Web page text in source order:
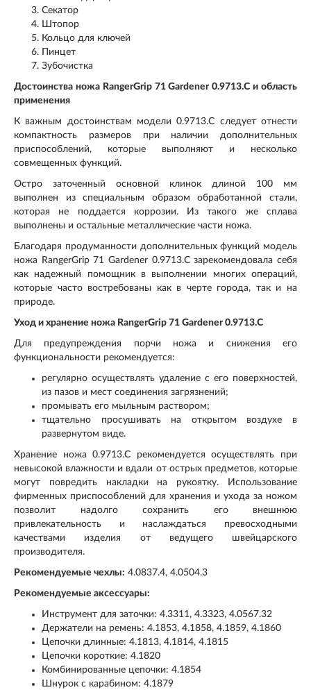
Секатор
Штопор
Кольцо для ключей
Пинцет
Зубочистка
Достоинства ножа RangerGrip 71 Gardener 0.9713.C и область
применения
К важным достоинствам модели 0.9713.C следует отнести
компактность размеров при наличии дополнительных
приспособлений, которые выполняют и несколько
совмещенных функций.
Остро заточенный основной клинок длиной 100 мм
выполнен из специальным образом обработанной стали,
которая не поддается коррозии. Из такого же сплава
выполнены и остальные металлические части ножа.
Благодаря продуманности дополнительных функций модель
ножа RangerGrip 71 Gardener 0.9713.C зарекомендовала себя
как надежный помощник в выполнении многих операций,
которые часто востребованы как в черте города, так и на
природе.
Уход и хранение ножа RangerGrip 71 Gardener 0.9713.C
Для предупреждения порчи ножа и снижения его
функциональности рекомендуется:
регулярно осуществлять удаление с его поверхностей,
из пазов и мест соединения загрязнений;
промывать его мыльным раствором;
тщательно просушивать на открытом воздухе в
развернутом виде.
Хранение ножа 0.9713.C рекомендуется осуществлять при
невысокой влажности и вдали от острых предметов, которые
могут повредить накладки на рукоятку. Использование
фирменных приспособлений для хранения и ухода за ножом
позволит надолго сохранить его внешнюю
привлекательность и наслаждаться превосходными
качествами изделия от ведущего швейцарского
производителя.
Рекомендуемые чехлы: 4.0837.4, 4.0504.3
Рекомендуемые аксессуары:
Инструмент для заточки: 4.3311, 4.3323, 4.0567.32
Держатели на ремень: 4.1853, 4.1858, 4.1859, 4.1860
Цепочки длинные: 4.1813, 4.1814, 4.1815
Цепочки короткие: 4.1820
Комбинированные цепочки: 4.1854
Шнурок с карабином: 4.1879